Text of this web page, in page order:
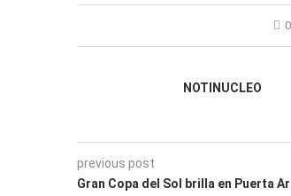
NOTINUCLEO
previous post
Gran Copa del Sol brilla en Puerta